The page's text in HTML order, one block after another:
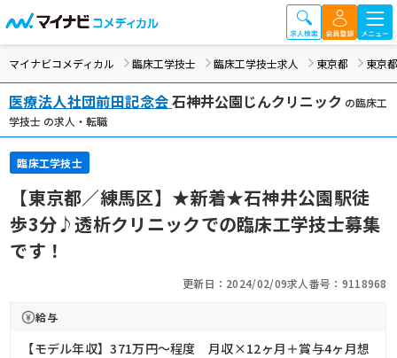
マイナビコメディカル 臨床工学技士 臨床工学技士求人 東京都 東京
医療法人社団前田記念会石神井公園じんクリニック の臨床工
学技士 の求人・転職
臨床工学技士
【東京都／練馬区】★新着★石神井公園駅徒
歩3分♪透析クリニックでの臨床工学技士募集
です！
更新日：2024/02/09求人番号：9118968
給与
【モデル年収】371万円〜程度 月収×12ヶ月＋賞与4ヶ月想